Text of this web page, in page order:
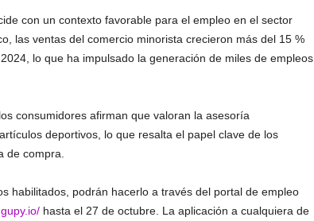
con un contexto favorable para el empleo en el sector
las ventas del comercio minorista crecieron más del 15 %
lo que ha impulsado la generación de miles de empleos
consumidores afirman que valoran la asesoría
deportivos, lo que resalta el papel clave de los
de compra.
habilitados, podrán hacerlo a través del portal de empleo
hasta el 27 de octubre. La aplicación a cualquiera de